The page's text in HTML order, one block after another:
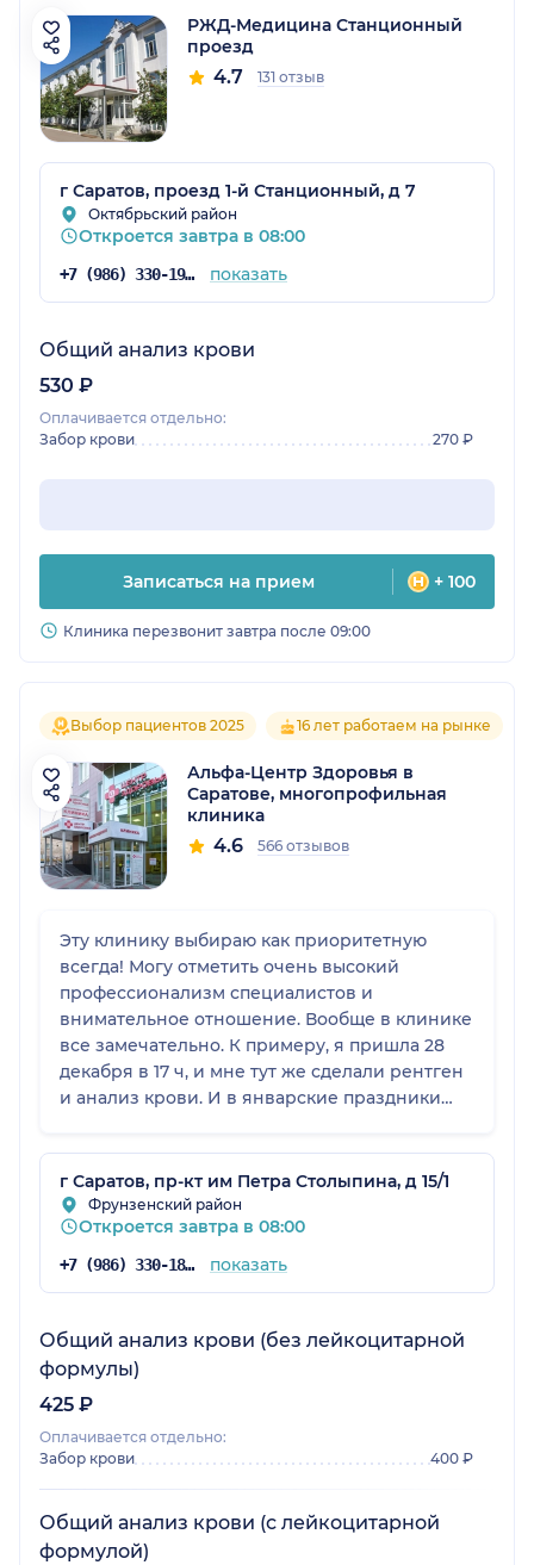
РЖД-Медицина Станционный
проезд
4.7 131 отзыв
г Саратов, проезд 1-й Станционный, д 7
Октябрьский район
Откроется завтра в 08:00
+7 (986) 330-19-24 показать
Общий анализ крови
530 ₽
Оплачивается отдельно:
Забор крови
270 ₽
Записаться на прием + 100
Клиника перезвонит завтра после 09:00
Выбор пациентов 2025 16 лет работаем на рынке
Альфа-Центр Здоровья в
Саратове, многопрофильная
клиника
4.6 566 отзывов
Эту клинику выбираю как приоритетную
всегда! Могу отметить очень высокий
профессионализм специалистов и
внимательное отношение. Вообще в клинике
все замечательно. К примеру, я пришла 28
декабря в 17 ч, и мне тут же сделали рентген
и анализ крови. И в январские праздники
каких-либо проблем. Несмотря на то, что я
живу в доме, где есть частная клиника, я
выбираю только Альфа-Центр!
г Саратов, пр-кт им Петра Столыпина, д 15/1
Фрунзенский район
Откроется завтра в 08:00
+7 (986) 330-18-97 показать
Общий анализ крови (без лейкоцитарной
формулы)
425 ₽
Оплачивается отдельно:
Забор крови
400 ₽
Общий анализ крови (с лейкоцитарной
формулой)